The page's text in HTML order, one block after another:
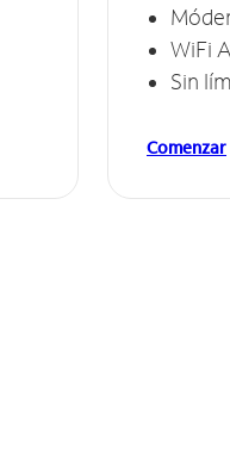
WiFi
Sin
Comenzar